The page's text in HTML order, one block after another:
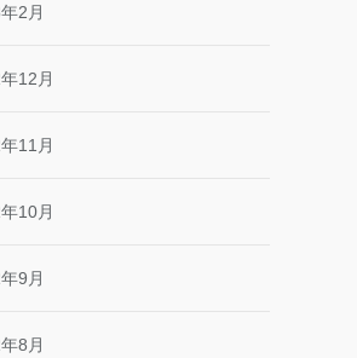
2月
12月
11月
10月
9月
8月